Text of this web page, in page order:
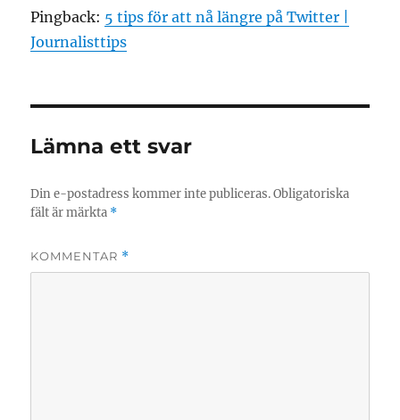
Pingback: 5 tips för att nå längre på Twitter |
Journalisttips
Lämna ett svar
Din e-postadress kommer inte publiceras. Obligatoriska
fält är märkta *
KOMMENTAR *